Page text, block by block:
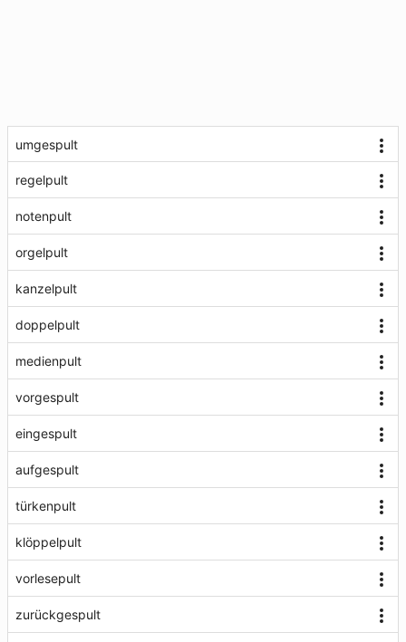
umgespult
regelpult
notenpult
orgelpult
kanzelpult
doppelpult
medienpult
vorgespult
eingespult
aufgespult
türkenpult
klöppelpult
vorlesepult
zurückgespult